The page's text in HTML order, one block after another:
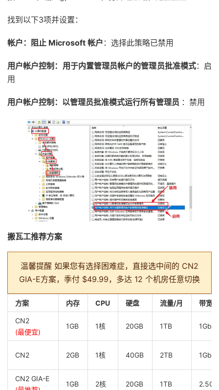
找到以下3项并设置：
帐户：阻止 Microsoft 帐户 ：选择此策略已禁用
用户帐户控制：用于内置管理员帐户的管理员批准模式：启
用
用户帐户控制：以管理员批准模式运行所有管理员 ：禁用
搬瓦工推荐方案
温馨提醒 如果您有选择困难症，直接选中间的 CN2
GIA-E方案，季付 $49.99，多达 12 个机房任意切换
方案 内存 CPU 硬盘 流量/月 带宽
CN2
(最便宜)
1GB 1核 20GB 1TB 1Gbps
CN2 2GB 1核 40GB 2TB 1Gbps
CN2 GIA-E
1GB 2核 20GB 1TB